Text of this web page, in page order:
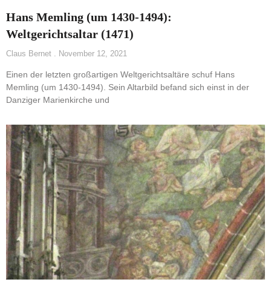
Hans Memling (um 1430-1494):
Weltgerichtsaltar (1471)
Claus Bernet November 12, 2021
Einen der letzten großartigen Weltgerichtsaltäre schuf Hans
Memling (um 1430-1494). Sein Altarbild befand sich einst in der
Danziger Marienkirche und